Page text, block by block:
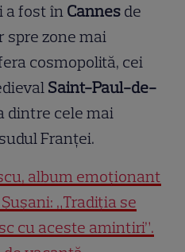
a fost în Cannes de
spre zone mai
cosmopolită, cei
Saint-Paul-de-
dintre cele mai
Franței.
album emoționant
„Tradiția se
cu aceste amintiri”.